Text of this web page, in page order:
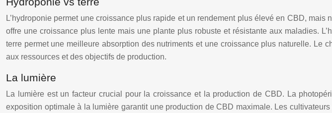
L’hydroponie permet une croissance plus rapide et un rendement plus élevé en CBD,
offre une croissance plus lente mais une plante plus robuste et résistante aux maladies.
terre permet une meilleure absorption des nutriments et une croissance plus naturelle. Le
aux ressources et des objectifs de production.
La lumière
La lumière est un facteur crucial pour la croissance et la production de CBD. La
exposition optimale à la lumière garantit une production de CBD maximale. Les